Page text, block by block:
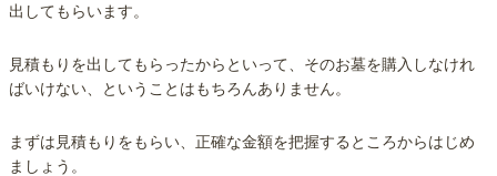
出してもらいます。
見積もりを出してもらったからといって、そのお墓を購入しなけれ
ばいけない、ということはもちろんありません。
まずは見積もりをもらい、正確な金額を把握するところからはじめ
ましょう。